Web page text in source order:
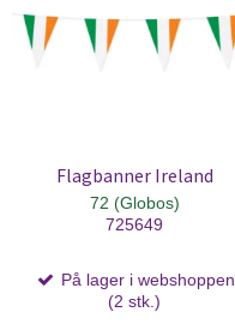
Flagbanner Ireland
72 (Globos)
725649
På lager i webshoppen
(2 stk.)